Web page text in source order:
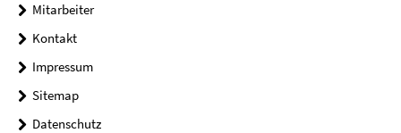
Mitarbeiter
Kontakt
Impressum
Sitemap
Datenschutz